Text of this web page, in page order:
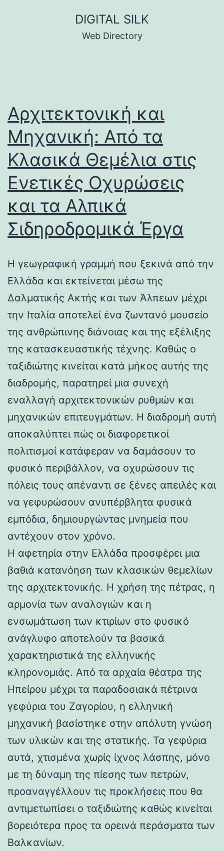
DIGITAL SILK
Web Directory
Αρχιτεκτονική και
Μηχανική: Από τα
Κλασικά Θεμέλια στις
Ενετικές Οχυρώσεις
και τα Αλπικά
Σιδηροδρομικά Έργα
Η γεωγραφική γραμμή που ξεκινά από την
Ελλάδα και εκτείνεται μέσω της
Δαλματικής Ακτής και των Άλπεων μέχρι
την Ιταλία αποτελεί ένα ζωντανό μουσείο
της ανθρώπινης διάνοιας και της εξέλιξης
της κατασκευαστικής τέχνης. Καθώς ο
ταξιδιώτης κινείται κατά μήκος αυτής της
διαδρομής, παρατηρεί μια συνεχή
εναλλαγή αρχιτεκτονικών ρυθμών και
μηχανικών επιτευγμάτων. Η διαδρομή αυτή
αποκαλύπτει πώς οι διαφορετικοί
πολιτισμοί κατάφεραν να δαμάσουν το
φυσικό περιβάλλον, να οχυρώσουν τις
πόλεις τους απέναντι σε ξένες απειλές και
να γεφυρώσουν ανυπέρβλητα φυσικά
εμπόδια, δημιουργώντας μνημεία που
αντέχουν στον χρόνο.
Η αφετηρία στην Ελλάδα προσφέρει μια
βαθιά κατανόηση των κλασικών θεμελίων
της αρχιτεκτονικής. Η χρήση της πέτρας, η
αρμονία των αναλογιών και η
ενσωμάτωση των κτιρίων στο φυσικό
ανάγλυφο αποτελούν τα βασικά
χαρακτηριστικά της ελληνικής
κληρονομιάς. Από τα αρχαία θέατρα της
Ηπείρου μέχρι τα παραδοσιακά πέτρινα
γεφύρια του Ζαγορίου, η ελληνική
μηχανική βασίστηκε στην απόλυτη γνώση
των υλικών και της στατικής. Τα γεφύρια
αυτά, χτισμένα χωρίς ίχνος λάσπης, μόνο
με τη δύναμη της πίεσης των πετρών,
προαναγγέλλουν τις προκλήσεις που θα
αντιμετωπίσει ο ταξιδιώτης καθώς κινείται
βορειότερα προς τα ορεινά περάσματα των
Βαλκανίων.